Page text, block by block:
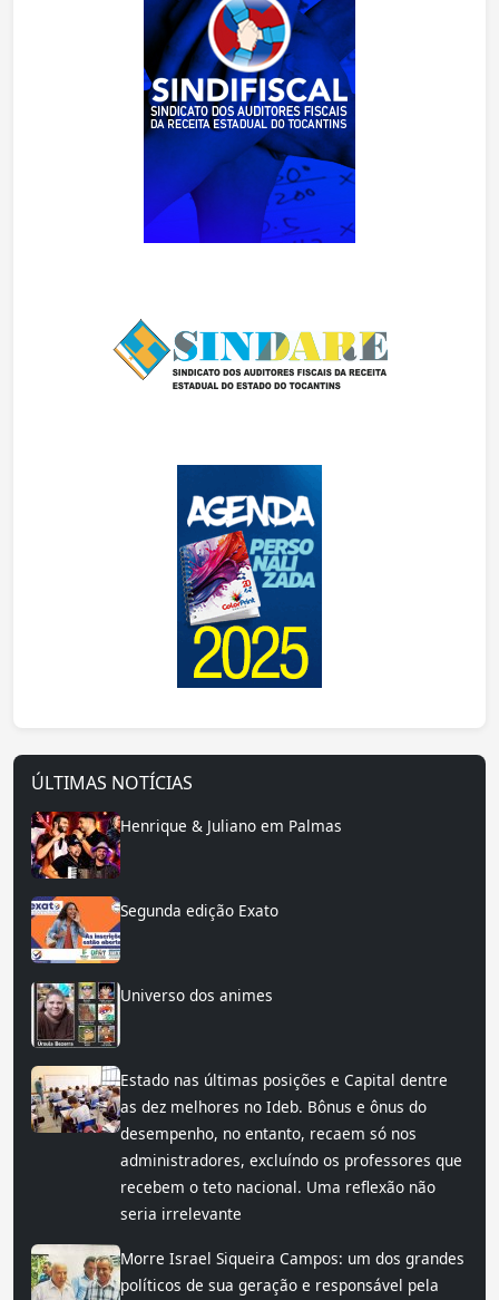
ÚLTIMAS NOTÍCIAS
Henrique & Juliano em Palmas
Segunda edição Exato
Universo dos animes
Estado nas últimas posições e Capital dentre
as dez melhores no Ideb. Bônus e ônus do
desempenho, no entanto, recaem só nos
administradores, excluíndo os professores que
recebem o teto nacional. Uma reflexão não
seria irrelevante
Morre Israel Siqueira Campos: um dos grandes
políticos de sua geração e responsável pela